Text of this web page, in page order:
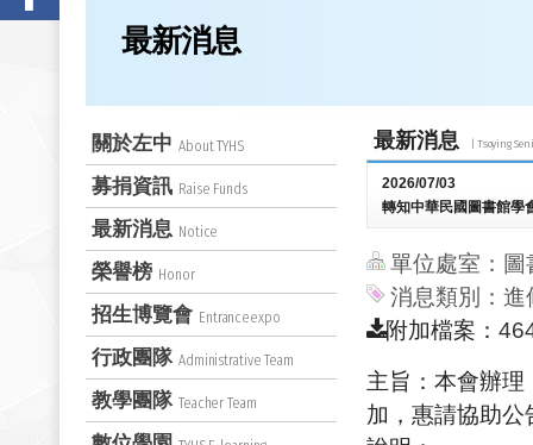
最新消息
最新消息
2026/07/03
轉知中華民國圖書館學
單位處室：圖
消息類別：進
附加檔案：
主旨：本會辦
加，惠請協助
關於左中 About TYHS
募捐資訊 Raise Funds
最新消息 Notice
榮譽榜 Honor
招生博覽會 Entranceexpo
行政團隊 Administrative Team
教學團隊 Teacher Team